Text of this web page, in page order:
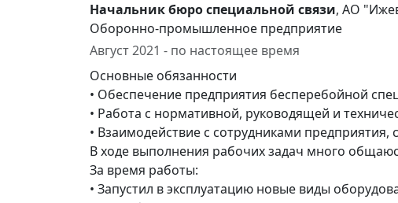
Начальник бюро специальной связи, АО
Оборонно-промышленное предприятие
Август 2021 - по настоящее время
Основные обязанности
• Обеспечение предприятия бесперебойной
• Работа с нормативной, руководящей и
• Взаимодействие с сотрудниками
В ходе выполнения рабочих задач много
За время работы:
• Запустил в эксплуатацию новые виды